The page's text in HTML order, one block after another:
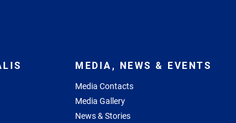
MEDIA, NEWS & EVENTS
Media Contacts
Media Gallery
News & Stories